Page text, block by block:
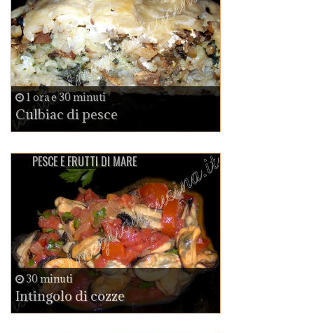
1 ora e 30 minuti
Culbiac di pesce
PESCE E FRUTTI DI MARE
30 minuti
Intingolo di cozze